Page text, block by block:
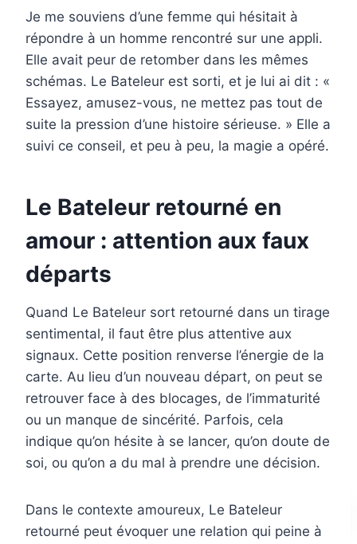
Je me souviens d’une femme qui hésitait à
répondre à un homme rencontré sur une appli.
Elle avait peur de retomber dans les mêmes
schémas. Le Bateleur est sorti, et je lui ai dit : «
Essayez, amusez-vous, ne mettez pas tout de
suite la pression d’une histoire sérieuse. » Elle a
suivi ce conseil, et peu à peu, la magie a opéré.
Le Bateleur retourné en
amour : attention aux faux
départs
Quand Le Bateleur sort retourné dans un tirage
sentimental, il faut être plus attentive aux
signaux. Cette position renverse l’énergie de la
carte. Au lieu d’un nouveau départ, on peut se
retrouver face à des blocages, de l’immaturité
ou un manque de sincérité. Parfois, cela
indique qu’on hésite à se lancer, qu’on doute de
soi, ou qu’on a du mal à prendre une décision.
Dans le contexte amoureux, Le Bateleur
retourné peut évoquer une relation qui peine à